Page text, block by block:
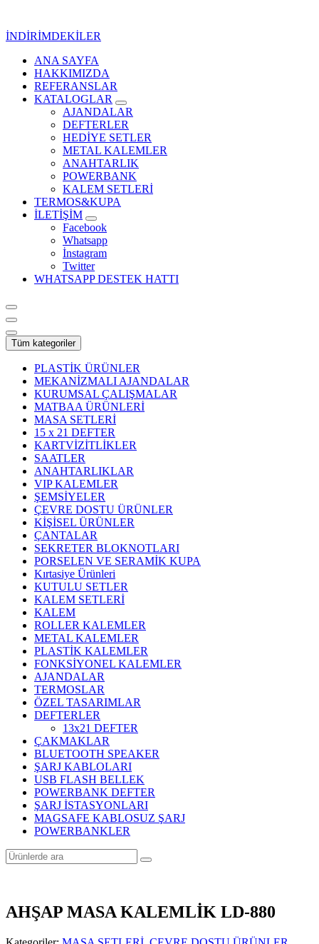
İNDİRİMDEKİLER
Kurumsal Promosyon-Hediyelik
ANA SAYFA
HAKKIMIZDA
REFERANSLAR
KATALOGLAR
AJANDALAR
DEFTERLER
HEDİYE SETLER
METAL KALEMLER
ANAHTARLIK
POWERBANK
KALEM SETLERİ
TERMOS&KUPA
İLETİŞİM
Facebook
Whatsapp
İnstagram
Twitter
WHATSAPP DESTEK HATTI
Tüm kategoriler
PLASTİK ÜRÜNLER
MEKANİZMALI AJANDALAR
KURUMSAL ÇALIŞMALAR
MATBAA ÜRÜNLERİ
MASA SETLERİ
15 x 21 DEFTER
KARTVİZİTLİKLER
SAATLER
ANAHTARLIKLAR
VIP KALEMLER
ŞEMSİYELER
ÇEVRE DOSTU ÜRÜNLER
KİŞİSEL ÜRÜNLER
ÇANTALAR
SEKRETER BLOKNOTLARI
PORSELEN VE SERAMİK KUPA
Kırtasiye Ürünleri
KUTULU SETLER
KALEM SETLERİ
KALEM
ROLLER KALEMLER
METAL KALEMLER
PLASTİK KALEMLER
FONKSİYONEL KALEMLER
AJANDALAR
TERMOSLAR
ÖZEL TASARIMLAR
DEFTERLER
13x21 DEFTER
ÇAKMAKLAR
BLUETOOTH SPEAKER
ŞARJ KABLOLARI
USB FLASH BELLEK
POWERBANK DEFTER
ŞARJ İSTASYONLARI
MAGSAFE KABLOSUZ ŞARJ
POWERBANKLER
AHŞAP MASA KALEMLİK LD-880